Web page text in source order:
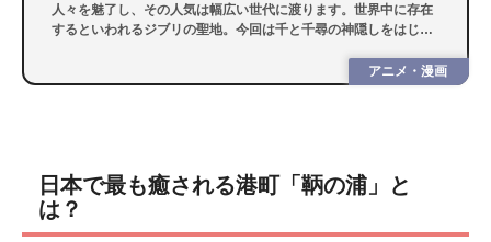
人々を魅了し、その人気は幅広い世代に渡ります。世界中に存在
するといわれるジブリの聖地。今回は千と千尋の神隠しをはじ
アニメ・漫画
日本で最も癒される港町「鞆の浦」と
は？